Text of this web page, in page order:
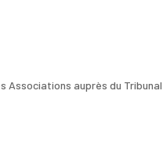
auprès du Tribunal